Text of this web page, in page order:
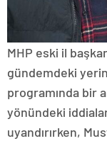
MHP eski il
gündemdeki
programında bir
yönündeki
uyandırırken,